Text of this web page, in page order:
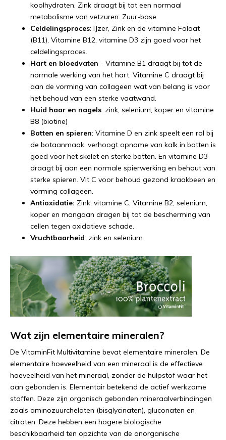
koolhydraten. Zink draagt bij tot een normaal
metabolisme van vetzuren. Zuur-base.
Celdelingsproces: IJzer, Zink en de vitamine Folaat
(B11), Vitamine B12, vitamine D3 zijn goed voor het
celdelingsproces.
Hart en bloedvaten - Vitamine B1 draagt bij tot de
normale werking van het hart. Vitamine C draagt bij
aan de vorming van collageen wat van belang is voor
het behoud van een sterke vaatwand.
Huid haar en nagels: zink, selenium, koper en vitamine
B8 (biotine)
Botten en spieren: Vitamine D en zink speelt een rol bij
de botaanmaak, verhoogt opname van kalk in botten is
goed voor het skelet en sterke botten. En vitamine D3
draagt bij aan een normale spierwerking en behout van
sterke spieren. Vit C voor behoud gezond kraakbeen en
vorming collageen.
Antioxidatie: Zink, vitamine C, Vitamine B2, selenium,
koper en mangaan dragen bij tot de bescherming van
cellen tegen oxidatieve schade.
Vruchtbaarheid: zink en selenium.
Wat zijn elementaire mineralen?
De VitaminFit Multivitamine bevat elementaire mineralen. De
elementaire hoeveelheid van een mineraal is de effectieve
hoeveelheid van het mineraal, zonder de hulpstof waar het
aan gebonden is. Elementair betekend de actief werkzame
stoffen. Deze zijn organisch gebonden mineraalverbindingen
zoals aminozuurchelaten (bisglycinaten), gluconaten en
citraten. Deze hebben een hogere biologische
beschikbaarheid ten opzichte van de anorganische